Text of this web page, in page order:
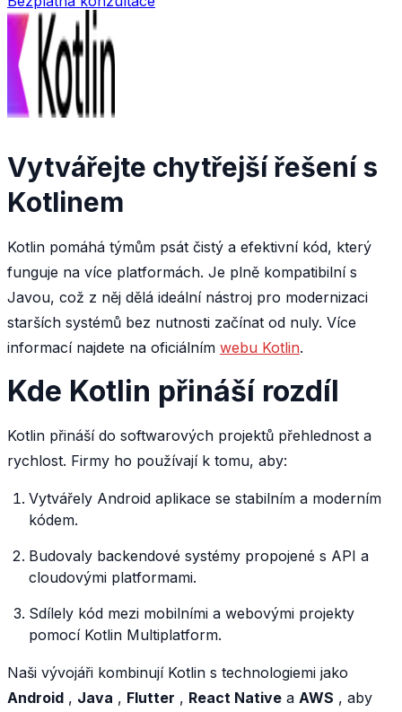
Vytvářejte chytřejší řešení s
Kotlinem
Kotlin pomáhá týmům psát čistý a efektivní kód, který
funguje na více platformách. Je plně kompatibilní s
Javou, což z něj dělá ideální nástroj pro modernizaci
starších systémů bez nutnosti začínat od nuly. Více
informací najdete na oficiálním webu Kotlin.
Kde Kotlin přináší rozdíl
Kotlin přináší do softwarových projektů přehlednost a
rychlost. Firmy ho používají k tomu, aby:
Vytvářely Android aplikace se stabilním a moderním
kódem.
Budovaly backendové systémy propojené s API a
cloudovými platformami.
Sdílely kód mezi mobilními a webovými projekty
pomocí Kotlin Multiplatform.
Naši vývojáři kombinují Kotlin s technologiemi jako
Android , Java , Flutter , React Native a AWS , aby